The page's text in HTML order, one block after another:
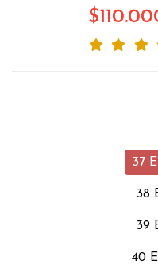
37
38
39
40